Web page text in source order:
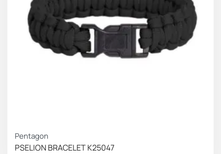
Pentagon
PSELION BRACELET K25047